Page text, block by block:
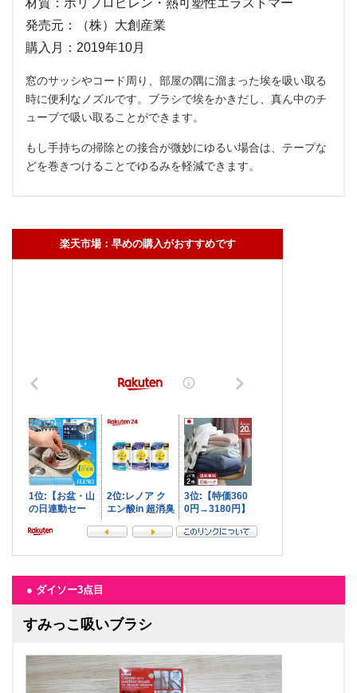
材質：ポリプロピレン・熱可塑性エラストマー
発売元：（株）大創産業
購入月：2019年10月
窓のサッシやコード周り、部屋の隅に溜まった埃を吸い取る
時に便利なノズルです。ブラシで埃をかきだし、真ん中のチ
ューブで吸い取ることができます。
もし手持ちの掃除との接合が微妙にゆるい場合は、テープな
どを巻きつけることでゆるみを軽減できます。
楽天市場：早めの購入がおすすめです
● ダイソー3点目
すみっこ吸いブラシ